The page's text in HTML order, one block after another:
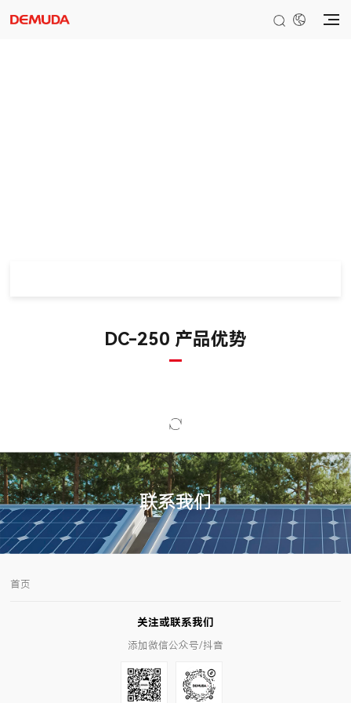
DC-250 产品优势
联系我们
首页
关注或联系我们
添加微信公众号/抖音